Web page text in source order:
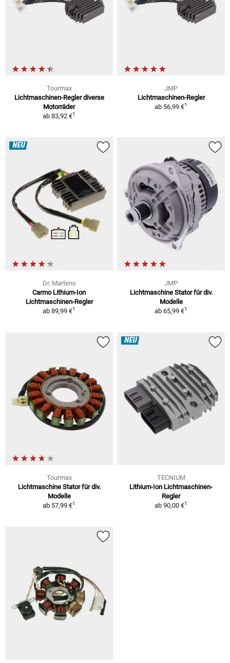
Tourmax
Lichtmaschinen-Regler diverse
Motorräder
ab 83,92 €1
JMP
Lichtmaschinen-Regler
ab 56,99 €1
NEU
Dr. Martens
Carmo Lithium-Ion
Lichtmaschinen-Regler
ab 89,99 €1
JMP
Lichtmaschine Stator für div.
Modelle
ab 65,99 €1
Tourmax
Lichtmaschine Stator für div.
Modelle
ab 57,99 €1
NEU
TECNIUM
Lithium-Ion Lichtmaschinen-
Regler
ab 90,00 €1